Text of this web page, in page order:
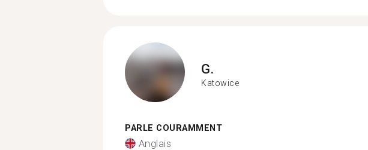
G.
Katowice
PARLE COURAMMENT
Anglais